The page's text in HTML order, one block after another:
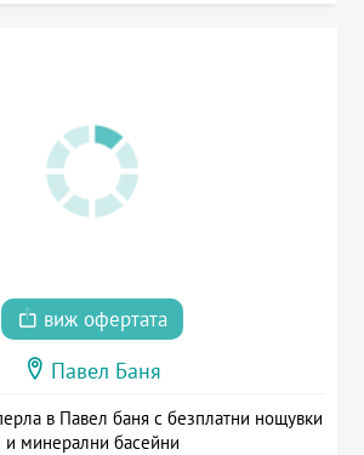
виж офертата
Павел Баня
в Павел баня с безплатни нощувки
и минерални басейни